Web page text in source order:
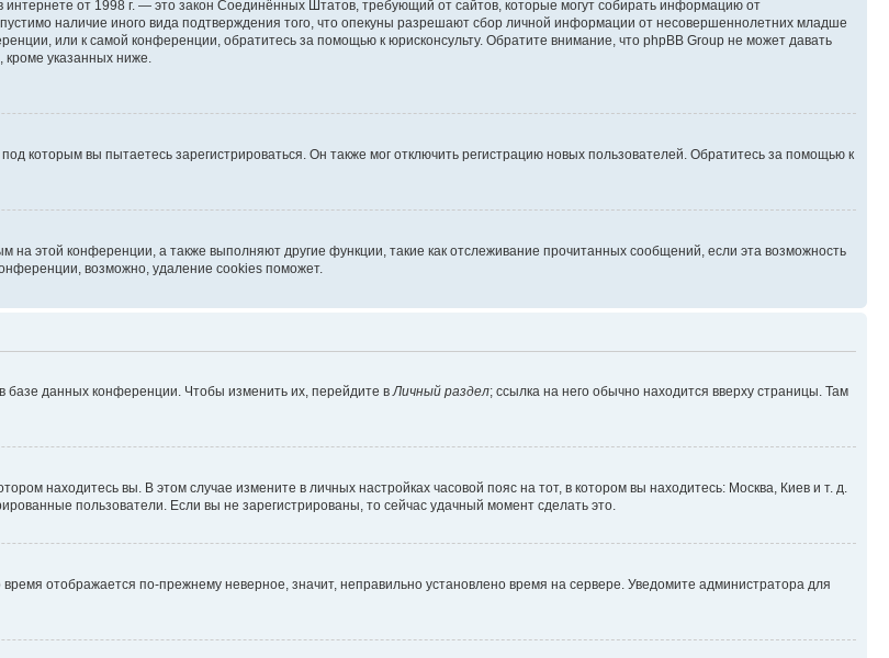
от 1998 г. — это закон Соединённых Штатов, требующий от сайтов, которые могут собирать информацию от
наличие иного вида подтверждения того, что опекуны разрешают сбор личной информации от несовершеннолетних младше
или к самой конференции, обратитесь за помощью к юрисконсульту. Обратите внимание, что phpBB Group не может давать
указанных ниже.
которым вы пытаетесь зарегистрироваться. Он также мог отключить регистрацию новых пользователей. Обратитесь за помощью к
этой конференции, а также выполняют другие функции, такие как отслеживание прочитанных сообщений, если эта возможность
возможно, удаление cookies поможет.
базе данных конференции. Чтобы изменить их, перейдите вЛичный раздел; ссылка на него обычно находится вверху страницы. Там
находитесь вы. В этом случае измените в личных настройках часовой пояс на тот, в котором вы находитесь: Москва, Киев и т. д.
пользователи. Если вы не зарегистрированы, то сейчас удачный момент сделать это.
отображается по-прежнему неверное, значит, неправильно установлено время на сервере. Уведомите администратора для